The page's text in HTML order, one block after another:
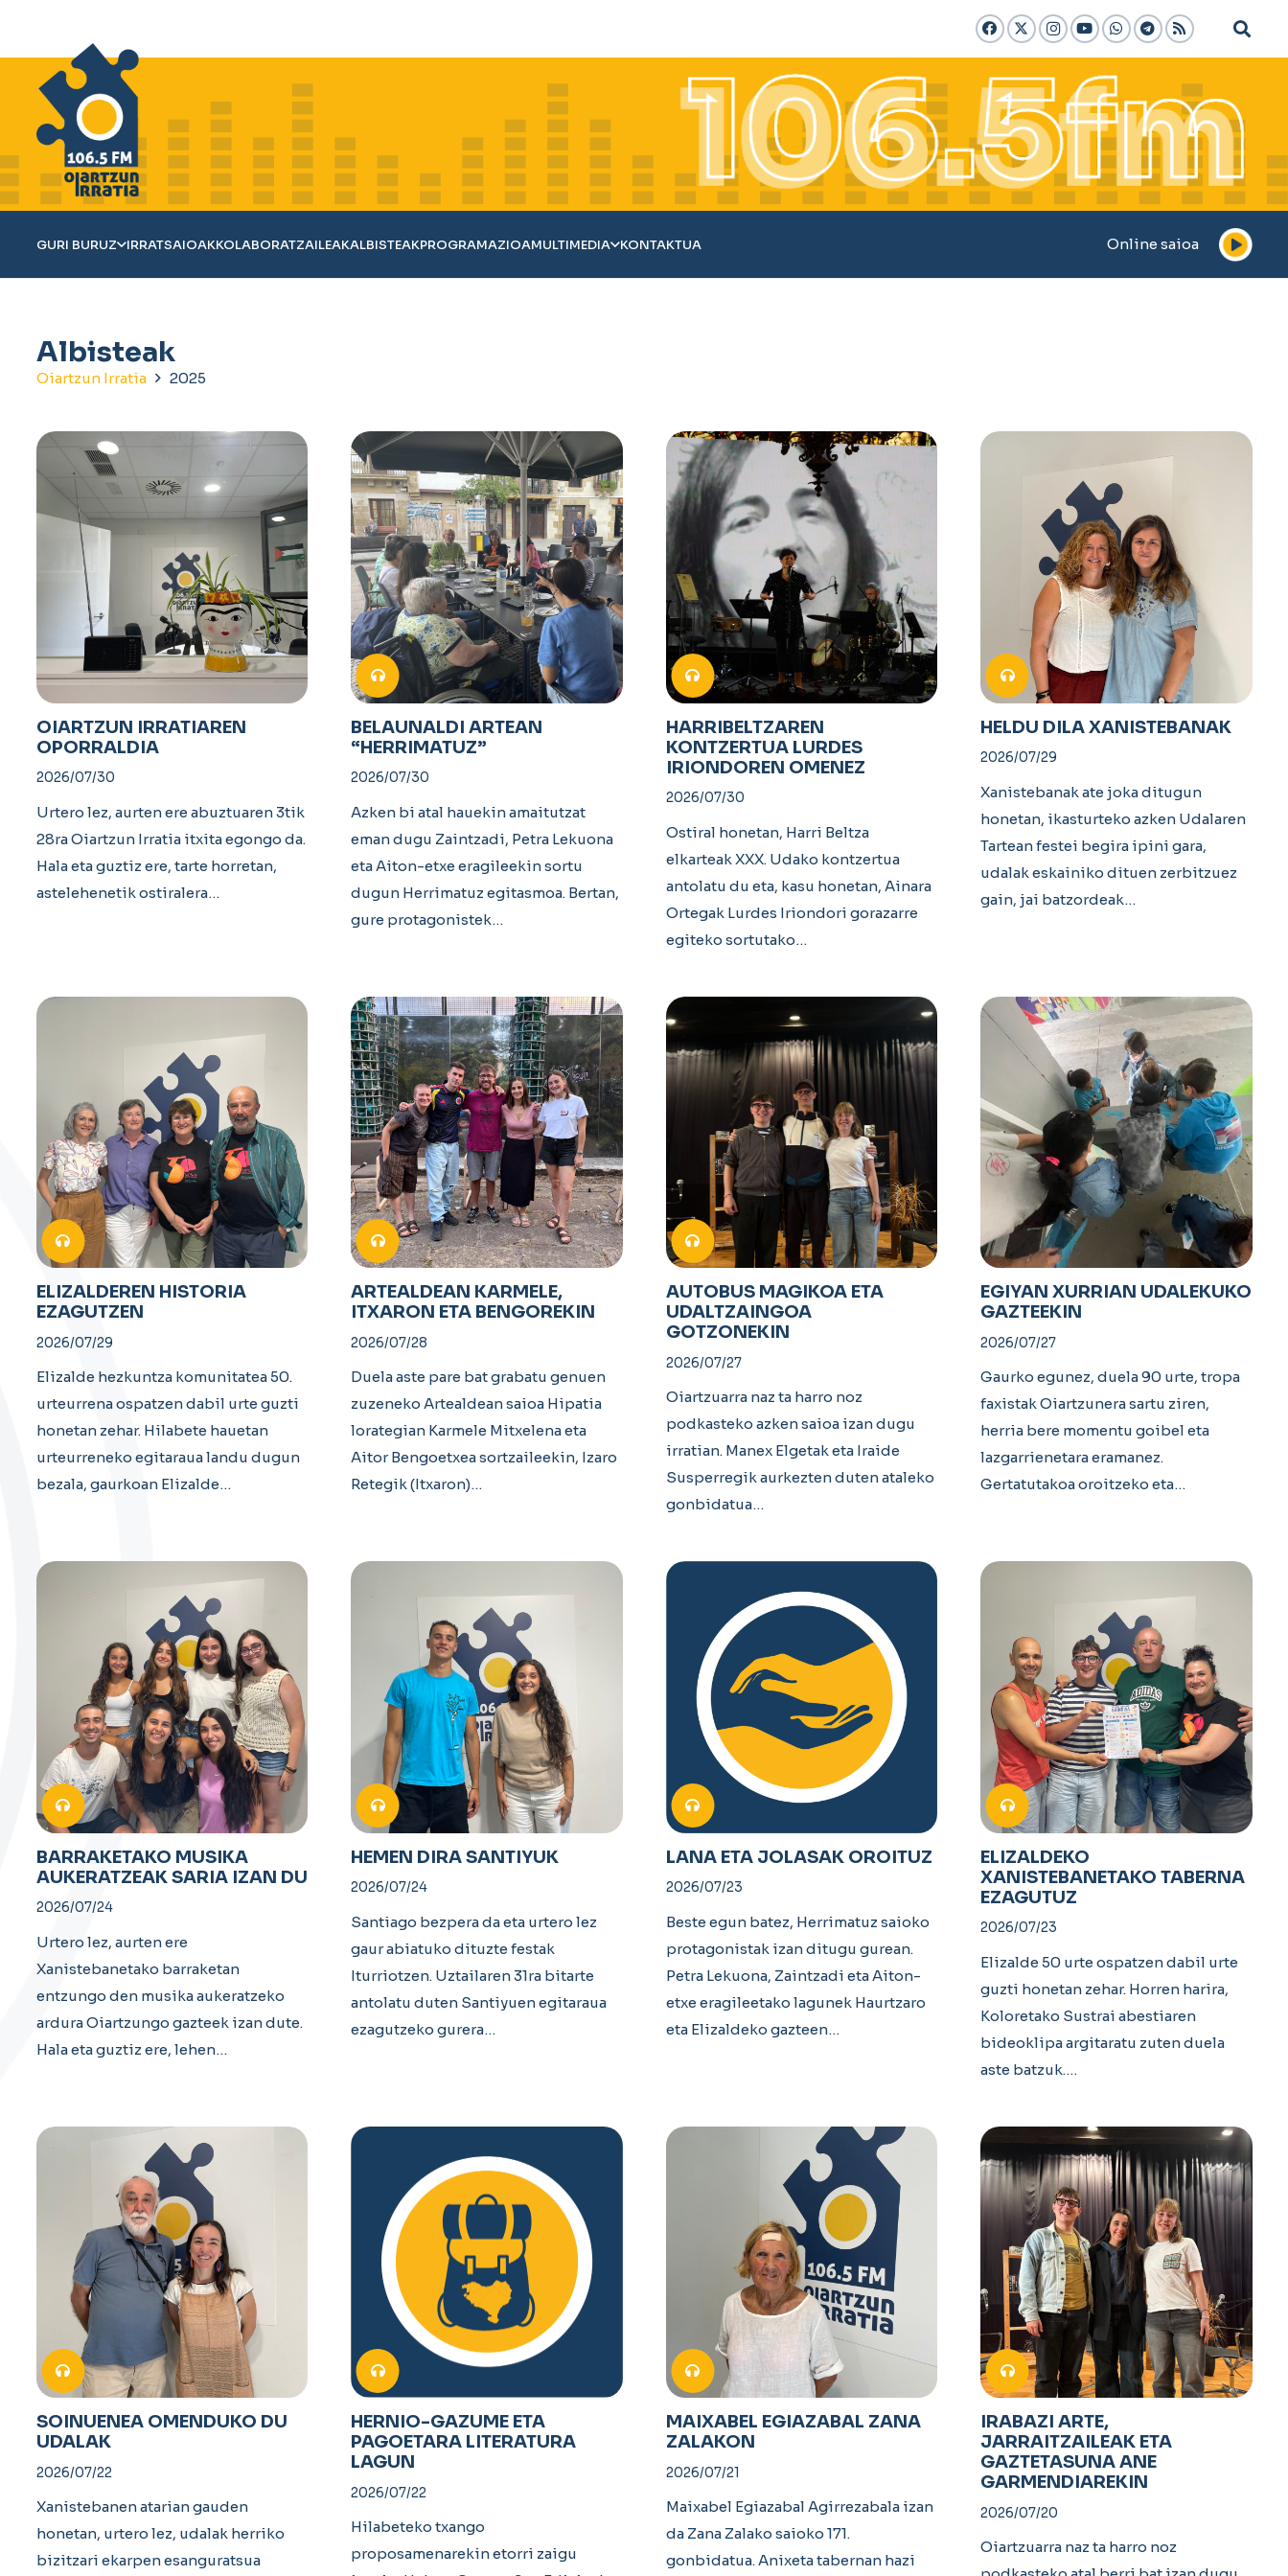
GURI BURUZ IRRATSAIOAKKOLABORATZAILEAKALBISTEAKPROGRAMAZIOAMULTIMEDIA KONTAKTUA Online saioa
Albisteak
Oiartzun Irratia 2025
OIARTZUN IRRATIAREN
OPORRALDIA
2026/07/30
Urtero lez, aurten ere abuztuaren 3tik
28ra Oiartzun Irratia itxita egongo da.
Hala eta guztiz ere, tarte horretan,
astelehenetik ostiralera…
BELAUNALDI ARTEAN
“HERRIMATUZ”
2026/07/30
Azken bi atal hauekin amaitutzat
eman dugu Zaintzadi, Petra Lekuona
eta Aiton-etxe eragileekin sortu
dugun Herrimatuz egitasmoa. Bertan,
gure protagonistek…
HARRIBELTZAREN
KONTZERTUA LURDES
IRIONDOREN OMENEZ
2026/07/30
Ostiral honetan, Harri Beltza
elkarteak XXX. Udako kontzertua
antolatu du eta, kasu honetan, Ainara
Ortegak Lurdes Iriondori gorazarre
egiteko sortutako…
HELDU DILA XANISTEBANAK
2026/07/29
Xanistebanak ate joka ditugun
honetan, ikasturteko azken Udalaren
Tartean festei begira ipini gara,
udalak eskainiko dituen zerbitzuez
gain, jai batzordeak…
ELIZALDEREN HISTORIA
EZAGUTZEN
2026/07/29
Elizalde hezkuntza komunitatea 50.
urteurrena ospatzen dabil urte guzti
honetan zehar. Hilabete hauetan
urteurreneko egitaraua landu dugun
bezala, gaurkoan Elizalde…
ARTEALDEAN KARMELE,
ITXARON ETA BENGOREKIN
2026/07/28
Duela aste pare bat grabatu genuen
zuzeneko Artealdean saioa Hipatia
lorategian Karmele Mitxelena eta
Aitor Bengoetxea sortzaileekin, Izaro
Retegik (Itxaron)…
AUTOBUS MAGIKOA ETA
UDALTZAINGOA
GOTZONEKIN
2026/07/27
Oiartzuarra naz ta harro noz
podkasteko azken saioa izan dugu
irratian. Manex Elgetak eta Iraide
Susperregik aurkezten duten ataleko
gonbidatua…
EGIYAN XURRIAN UDALEKUKO
GAZTEEKIN
2026/07/27
Gaurko egunez, duela 90 urte, tropa
faxistak Oiartzunera sartu ziren,
herria bere momentu goibel eta
lazgarrienetara eramanez.
Gertatutakoa oroitzeko eta…
BARRAKETAKO MUSIKA
AUKERATZEAK SARIA IZAN DU
2026/07/24
Urtero lez, aurten ere
Xanistebanetako barraketan
entzungo den musika aukeratzeko
ardura Oiartzungo gazteek izan dute.
Hala eta guztiz ere, lehen…
HEMEN DIRA SANTIYUK
2026/07/24
Santiago bezpera da eta urtero lez
gaur abiatuko dituzte festak
Iturriotzen. Uztailaren 31ra bitarte
antolatu duten Santiyuen egitaraua
ezagutzeko gurera…
LANA ETA JOLASAK OROITUZ
2026/07/23
Beste egun batez, Herrimatuz saioko
protagonistak izan ditugu gurean.
Petra Lekuona, Zaintzadi eta Aiton-
etxe eragileetako lagunek Haurtzaro
eta Elizaldeko gazteen…
ELIZALDEKO
XANISTEBANETAKO TABERNA
EZAGUTUZ
2026/07/23
Elizalde 50 urte ospatzen dabil urte
guzti honetan zehar. Horren harira,
Koloretako Sustrai abestiaren
bideoklipa argitaratu zuten duela
aste batzuk.…
SOINUENEA OMENDUKO DU
UDALAK
2026/07/22
Xanistebanen atarian gauden
honetan, urtero lez, udalak herriko
bizitzari ekarpen esanguratsua
HERNIO-GAZUME ETA
PAGOETARA LITERATURA
LAGUN
2026/07/22
Hilabeteko txango
proposamenarekin etorri zaigu
MAIXABEL EGIAZABAL ZANA
ZALAKON
2026/07/21
Maixabel Egiazabal Agirrezabala izan
da Zana Zalako saioko 171.
gonbidatua. Anixeta tabernan hazi
IRABAZI ARTE,
JARRAITZAILEAK ETA
GAZTETASUNA ANE
GARMENDIAREKIN
2026/07/20
Oiartzuarra naz ta harro noz